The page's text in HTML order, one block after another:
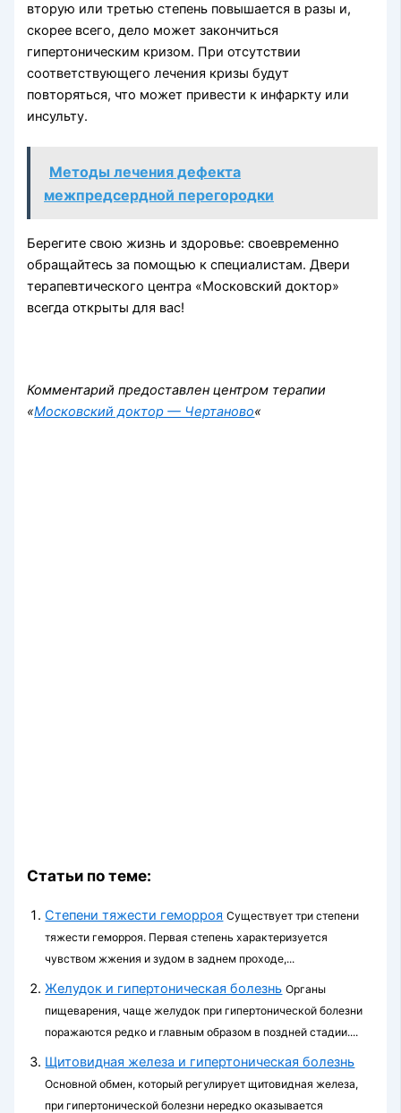
вторую или третью степень повышается в разы и,
скорее всего, дело может закончиться
гипертоническим кризом. При отсутствии
соответствующего лечения кризы будут
повторяться, что может привести к инфаркту или
инсульту.
Методы лечения дефекта
межпредсердной перегородки
Берегите свою жизнь и здоровье: своевременно
обращайтесь за помощью к специалистам. Двери
терапевтического центра «Московский доктор»
всегда открыты для вас!
Комментарий предоставлен центром терапии
«Московский доктор — Чертаново«
Статьи по теме:
Степени тяжести геморроя Существует три степени
тяжести геморроя. Первая степень характеризуется
чувством жжения и зудом в заднем проходе,...
Желудок и гипертоническая болезнь Органы
пищеварения, чаще желудок при гипертонической болезни
поражаются редко и главным образом в поздней стадии....
Щитовидная железа и гипертоническая болезнь
Основной обмен, который регулирует щитовидная железа,
при гипертонической болезни нередко оказывается